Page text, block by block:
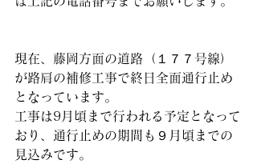
現在、藤岡方面の道路（１７７号線）
が路肩の補修工事で終日全面通行止め
となっています。
工事は9月頃まで行われる予定となって
おり、通行止めの期間も９月頃までの
見込みです。